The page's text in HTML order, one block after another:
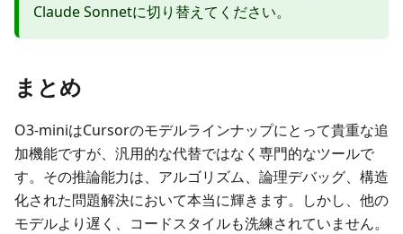
Claude Sonnetに切り替えてください。
まとめ
O3-miniはCursorのモデルラインナップにとって貴重な追
加機能ですが、汎用的な代替ではなく専門的なツールで
す。その推論能力は、アルゴリズム、論理デバッグ、構造
化された問題解決において本当に輝きます。しかし、他の
モデルより遅く、コードスタイルも洗練されていません。